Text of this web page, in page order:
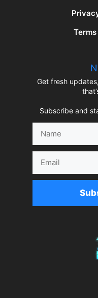
Get fresh
Subscribe and